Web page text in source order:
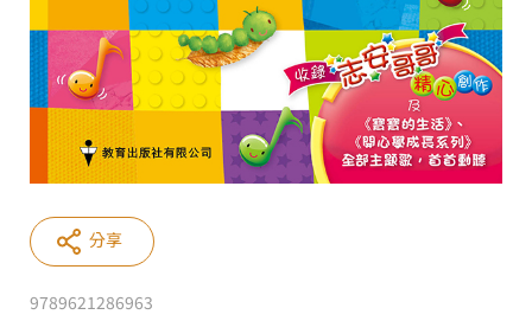
9789621286963
分享